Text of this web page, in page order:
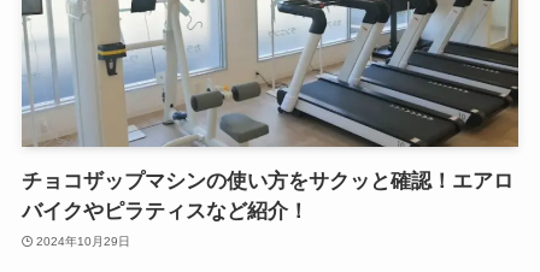
チョコザップマシンの使い方をサクッと確認！エアロ
バイクやピラティスなど紹介！
2024年10月29日